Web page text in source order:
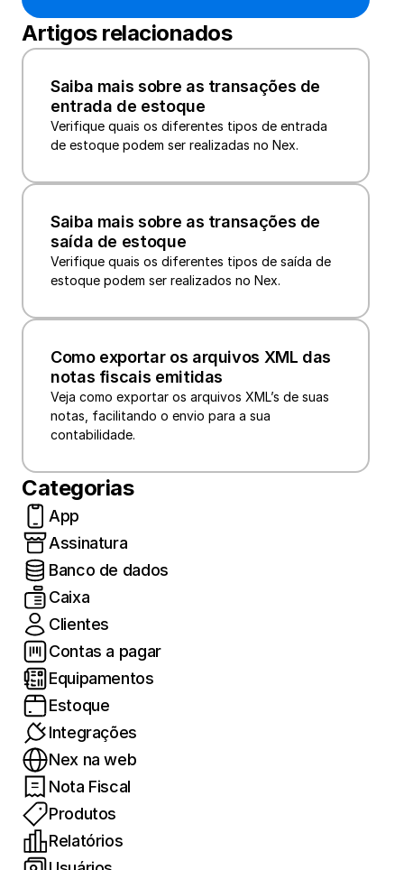
Artigos relacionados
Saiba mais sobre as transações de
entrada de estoque
Verifique quais os diferentes tipos de entrada
de estoque podem ser realizadas no Nex.
Saiba mais sobre as transações de
saída de estoque
Verifique quais os diferentes tipos de saída de
estoque podem ser realizados no Nex.
Como exportar os arquivos XML das
notas fiscais emitidas
Veja como exportar os arquivos XML’s de suas
notas, facilitando o envio para a sua
contabilidade.
Categorias
App
Assinatura
Banco de dados
Caixa
Clientes
Contas a pagar
Equipamentos
Estoque
Integrações
Nex na web
Nota Fiscal
Produtos
Relatórios